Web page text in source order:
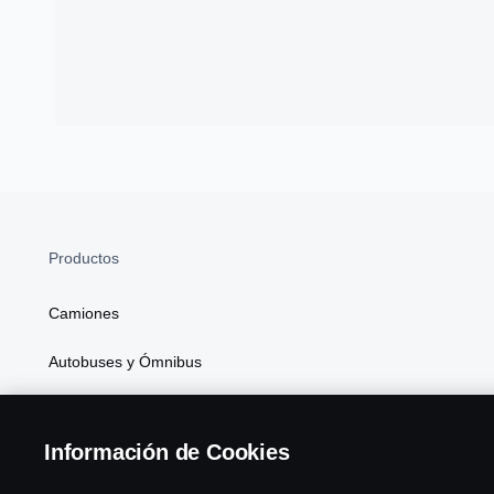
Productos
Camiones
Autobuses y Ómnibus
Atributos
Información de Cookies